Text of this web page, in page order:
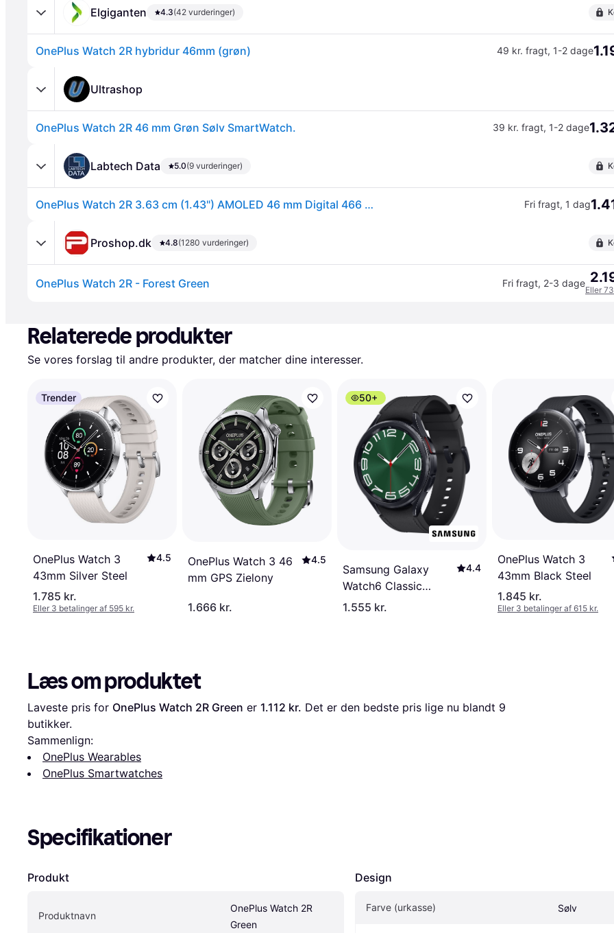
Elgiganten 4.3(42 vurderinger)
OnePlus Watch 2R hybridur 46mm (grøn) 49 kr. fragt, 1-2 dage
Ultrashop
OnePlus Watch 2R 46 mm Grøn Sølv SmartWatch. 39 kr. fragt, 1-2 dage
Labtech Data 5.0(9 vurderinger)
OnePlus Watch 2R 3.63 cm (1.43") AMOLED 46 mm Digital 466 x 466 pixels Touchscreen Green Wi-Fi GPS (satellite) Fri fragt, 1 dag
Proshop.dk 4.8(1280 vurderinger)
OnePlus Watch 2R - Forest Green Fri fragt, 2-3 dage
Eller
Relaterede produkter
Se vores forslag til andre produkter, der matcher dine interesser.
Trender
OnePlus Watch 3
43mm Silver Steel
4.5
1.785 kr.
Eller 3 betalinger af 595 kr.
OnePlus Watch 3 46
mm GPS Zielony
4.5
1.666 kr.
50+
Samsung Galaxy
Watch6 Classic
47mm 4G
4.4
1.555 kr.
OnePlus Watch 3
43mm Black Steel
1.845 kr.
Eller 3 betalinger af 615 kr.
Læs om produktet
Laveste pris for OnePlus Watch 2R Green er 1.112 kr. Det er den bedste pris lige nu blandt 9
butikker.
Sammenlign:
OnePlus Wearables
OnePlus Smartwatches
Specifikationer
Produkt
Produktnavn
OnePlus Watch 2R
Green
Design
Farve (urkasse) Sølv